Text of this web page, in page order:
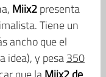
Miix2presenta
Tiene un
ancho que el
idea), y pesa350